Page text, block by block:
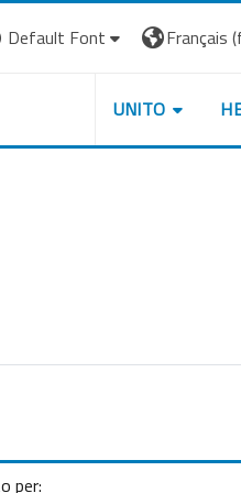
Default Font Français
UNITO
per: